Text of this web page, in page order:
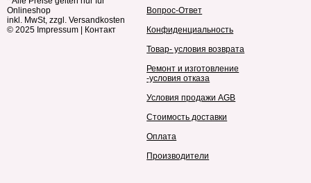
Onlineshop
inkl. MwSt, zzgl. Versandkosten
© 2025 Impressum Контакт
Вопрос-Ответ
Конфиденциальность
Товар- условия возврата
Ремонт и изготовление
-условия отказа
Условия продажи AGB
Стоимость доставки
Оплата
Производители